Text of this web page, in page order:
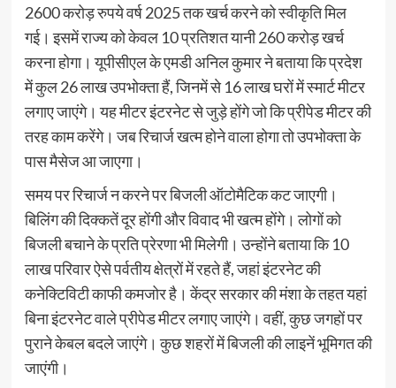
2600 करोड़ रुपये वर्ष 2025 तक खर्च करने को स्वीकृति मिल
गई। इसमें राज्य को केवल 10 प्रतिशत यानी 260 करोड़ खर्च
करना होगा। यूपीसीएल के एमडी अनिल कुमार ने बताया कि प्रदेश
में कुल 26 लाख उपभोक्ता हैं, जिनमें से 16 लाख घरों में स्मार्ट मीटर
लगाए जाएंगे। यह मीटर इंटरनेट से जुड़े होंगे जो कि प्रीपेड मीटर की
तरह काम करेंगे। जब रिचार्ज खत्म होने वाला होगा तो उपभोक्ता के
पास मैसेज आ जाएगा।
समय पर रिचार्ज न करने पर बिजली ऑटोमैटिक कट जाएगी।
बिलिंग की दिक्कतें दूर होंगी और विवाद भी खत्म होंगे। लोगों को
बिजली बचाने के प्रति प्रेरणा भी मिलेगी। उन्होंने बताया कि 10
लाख परिवार ऐसे पर्वतीय क्षेत्रों में रहते हैं, जहां इंटरनेट की
कनेक्टिविटी काफी कमजोर है। केंद्र सरकार की मंशा के तहत यहां
बिना इंटरनेट वाले प्रीपेड मीटर लगाए जाएंगे। वहीं, कुछ जगहों पर
पुराने केबल बदले जाएंगे। कुछ शहरों में बिजली की लाइनें भूमिगत की
जाएंगी।